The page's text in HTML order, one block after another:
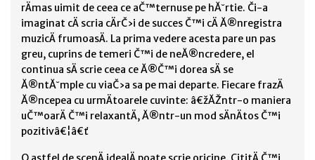
rÄmas uimit de ceea ce aČ™ternuse pe hĂ˘rtie. Či-a
imaginat cÄ scria cÄrČ›i de succes Č™i cÄ Ă®nregistra
muzicÄ frumoasÄ. La prima vedere acesta pare un pas
greu, cuprins de temeri Č™i de neĂ®ncredere, el
continua sÄ scrie ceea ce Ă®Č™i dorea sÄ se
Ă®ntĂ˘mple cu viaČ›a sa pe mai departe. Fiecare frazÄ
Ă®ncepea cu urmÄtoarele cuvinte: â€žĂŽntr-o maniera
uČ™oarÄ Č™i relaxantÄ, Ă®ntr-un mod sÄnÄtos Č™i
pozitivâ€¦â€ť